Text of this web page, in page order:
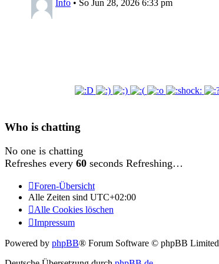
Info • So Jun 28, 2026 6:33 pm
Who is chatting
No one is chatting
Refreshes every 60 seconds Refreshing…
Foren-Übersicht
Alle Zeiten sind UTC+02:00
Alle Cookies löschen
Impressum
Powered by phpBB® Forum Software © phpBB Limited